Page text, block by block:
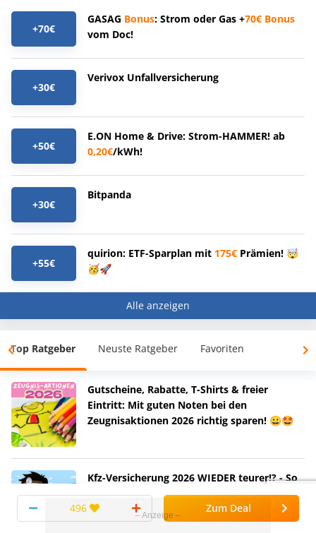
+70€
GASAG Bonus: Strom oder Gas +70€ Bonus
vom Doc!
+30€
Verivox Unfallversicherung
+50€
E.ON Home & Drive: Strom-HAMMER! ab
0,20€/kWh!
+30€
Bitpanda
+55€
quirion: ETF-Sparplan mit 175€ Prämien! 🤯
🥳🚀
Alle anzeigen
Top Ratgeber Neuste Ratgeber Favoriten
Gutscheine, Rabatte, T-Shirts & freier
Eintritt: Mit guten Noten bei den
Zeugnisaktionen 2026 richtig sparen! 😀🤩
Kfz-Versicherung 2026 WIEDER teurer!? - So
spart ihr dennoch! 🚗💡
496
Zum Deal